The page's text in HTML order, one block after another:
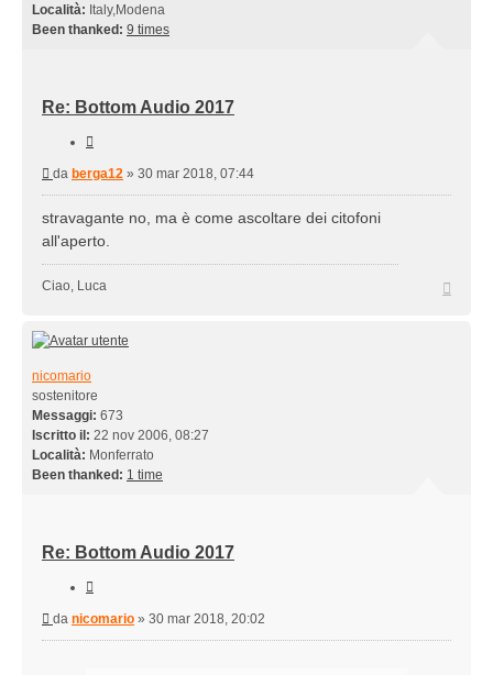
Località: Italy,Modena
Been thanked: 9 times
Re: Bottom Audio 2017
Messaggio
da berga12 » 30 mar 2018, 07:44
stravagante no, ma è come ascoltare dei citofoni
all'aperto.
Ciao, Luca
nicomario
sostenitore
Messaggi: 673
Iscritto il: 22 nov 2006, 08:27
Località: Monferrato
Been thanked: 1 time
Re: Bottom Audio 2017
Messaggio
da nicomario » 30 mar 2018, 20:02